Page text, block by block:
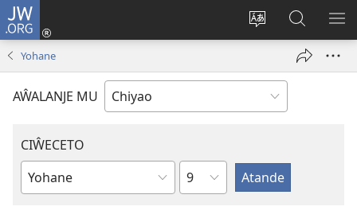
JW.ORG
Acenje
ciŵeceto
Ajinjile
(awugule
pa
JW.ORG
Yohane
AŴALANJE MU
CIŴECETO
Buku
Chaputala